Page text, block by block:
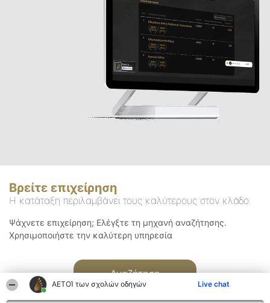
ΑΕΤΟΊ των σχολών οδηγών Live chat
Βρείτε επιχείρηση
Η κατάταξη περιλαμβάνει τους καλύτερους στον κλάδο
Ψάχνετε επιχείρηση; Ελέγξτε τη μηχανή αναζήτησης.
Χρησιμοποιήστε την καλύτερη υπηρεσία
Αναζήτηση